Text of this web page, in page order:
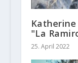
"La
25. April 2022